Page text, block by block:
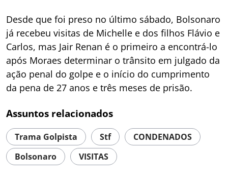
Desde que foi preso no último sábado, Bolsonaro
já recebeu visitas de Michelle e dos filhos Flávio e
Carlos, mas Jair Renan é o primeiro a encontrá-lo
após Moraes determinar o trânsito em julgado da
ação penal do golpe e o início do cumprimento
da pena de 27 anos e três meses de prisão.
Assuntos relacionados
Trama Golpista Stf
CONDENADOS
Bolsonaro
VISITAS